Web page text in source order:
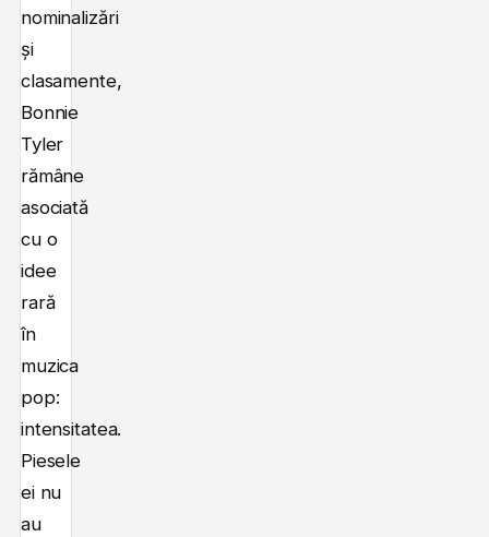
nominalizări
și
clasamente,
Bonnie
Tyler
rămâne
asociată
cu o
idee
rară
în
muzica
pop:
intensitatea.
Piesele
ei nu
au